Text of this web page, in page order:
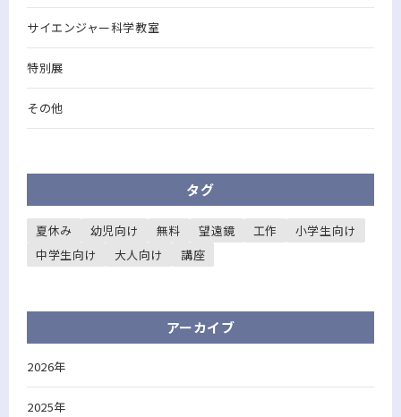
サイエンジャー科学教室
特別展
その他
タグ
夏休み 幼児向け 無料 望遠鏡 工作
小学生向け
中学生向け
大人向け 講座
アーカイブ
2026年
2025年